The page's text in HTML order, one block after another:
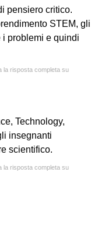
pensiero critico.
STEM, gli
problemi e quindi
la risposta completa su
Technology,
insegnanti
scientifico.
la risposta completa su